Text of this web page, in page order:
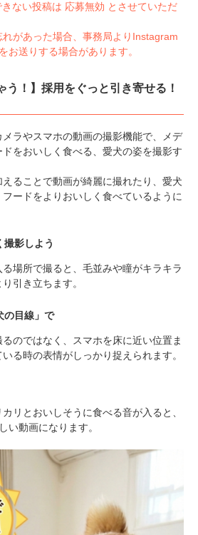
ない投稿は 応募無効 とさせていただ
があった場合、事務局よりInstagram
お送りする場合があります。
う！】採用をぐっと引き寄せる！
ラやスマホの動画の撮影機能で、メデ
をおいしく食べる、愛犬の姿を撮影す
ることで動画が綺麗に撮れたり、愛犬
ードをよりおいしく食べているように
撮影しよう
場所で撮ると、毛並みや瞳がキラキラ
引き立ちます。
の目線」で
のではなく、スマホを床に近い位置ま
る時の表情がしっかり捉えられます。
リとおいしそうに食べる音が入ると、
い動画になります。